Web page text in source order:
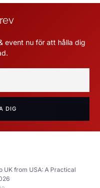
event nu för att hålla dig
DIG
UK from USA: A Practical